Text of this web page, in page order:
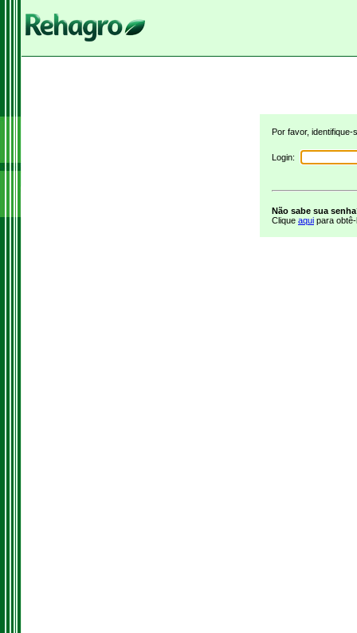
Por favor,
Login:
Não sabe sua
Clique aqui para